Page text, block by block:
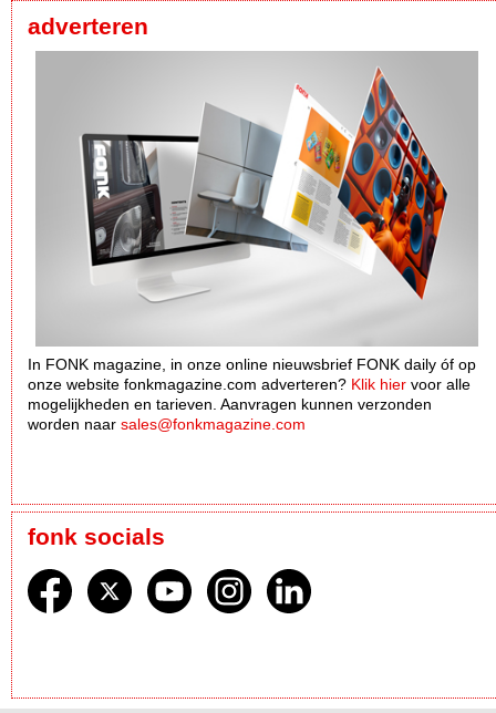
adverteren
In FONK magazine, in onze online nieuwsbrief FONK daily óf op
onze website fonkmagazine.com adverteren? Klik hier voor alle
mogelijkheden en tarieven. Aanvragen kunnen verzonden
worden naar sales@fonkmagazine.com
fonk socials